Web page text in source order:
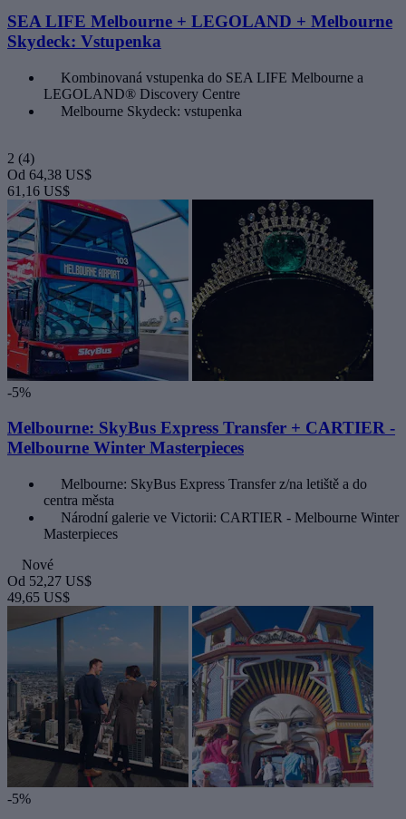
SEA LIFE Melbourne + LEGOLAND + Melbourne
Skydeck: Vstupenka
Kombinovaná vstupenka do SEA LIFE Melbourne a
LEGOLAND® Discovery Centre
Melbourne Skydeck: vstupenka
2 (4)
Od 64,38 US$
61,16 US$
-5%
Melbourne: SkyBus Express Transfer + CARTIER -
Melbourne Winter Masterpieces
Melbourne: SkyBus Express Transfer z/na letiště a do
centra města
Národní galerie ve Victorii: CARTIER - Melbourne Winter
Masterpieces
Nové
Od 52,27 US$
49,65 US$
-5%